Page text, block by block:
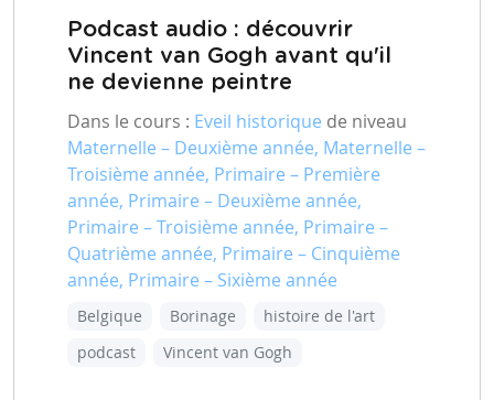
Podcast audio : découvrir
Vincent van Gogh avant qu'il
ne devienne peintre
Dans le cours : Eveil historique de niveau
Maternelle – Deuxième année, Maternelle –
Troisième année, Primaire – Première
année, Primaire – Deuxième année,
Primaire – Troisième année, Primaire –
Quatrième année, Primaire – Cinquième
année, Primaire – Sixième année
Belgique Borinage
histoire de l'art
podcast
Vincent van Gogh